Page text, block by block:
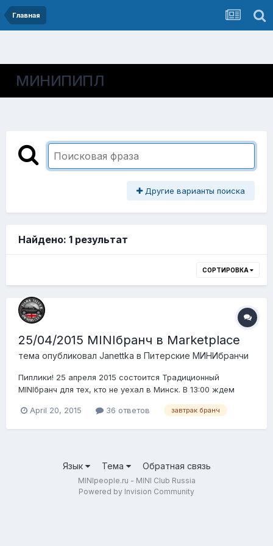
Главная
МИНИПИПЛ
Другие варианты поиска
Найдено: 1 результат
СОРТИРОВКА
25/04/2015 MINIбранч в Marketplace
тема опубликовал Janettka в Питерские МИНИбранчи
Пиплики! 25 апреля 2015 состоится Традиционный
MINIбранч для тех, кто не уехал в Минск. В 13:00 ждем
предложение после бранча прокатиться до Кроншдадта,
April 20, 2015 36 ответов завтрак бранч
Язык Тема Обратная связь
MINIpeople.ru - MINI Club Russia
Powered by Invision Community